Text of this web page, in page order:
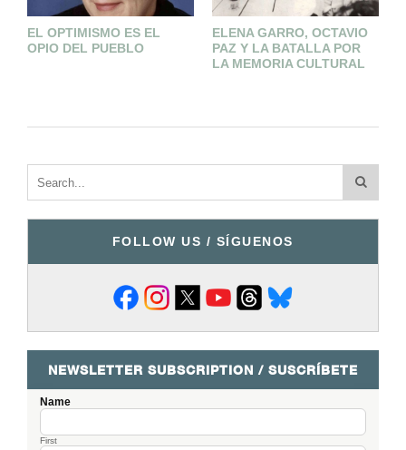
EL OPTIMISMO ES EL
OPIO DEL PUEBLO
ELENA GARRO, OCTAVIO
PAZ Y LA BATALLA POR
LA MEMORIA CULTURAL
FOLLOW US / SÍGUENOS
NEWSLETTER SUBSCRIPTION / SUSCRÍBETE
Name
First